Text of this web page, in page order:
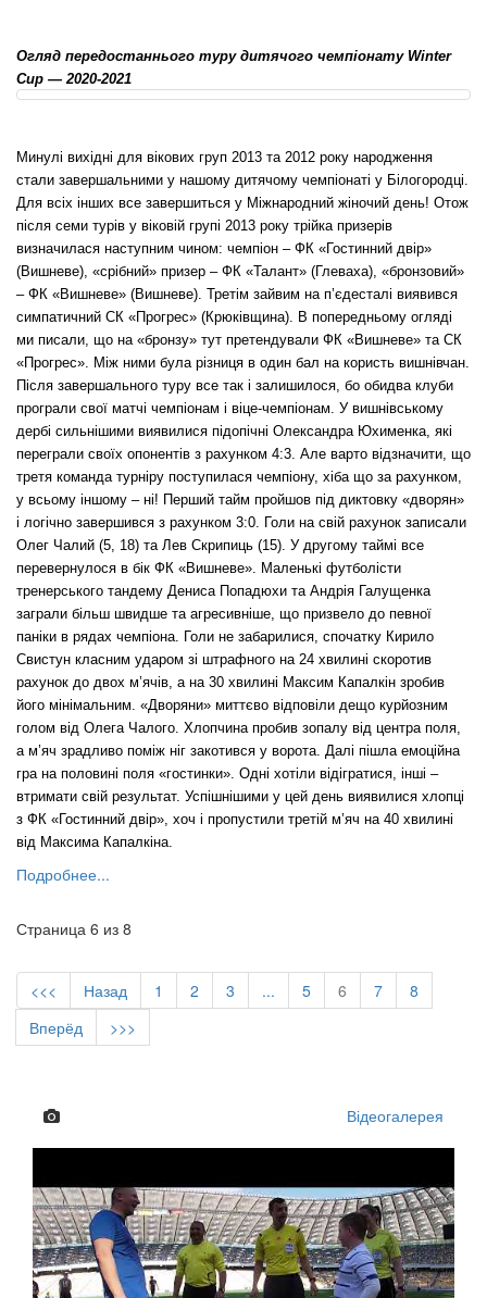
Огляд передостаннього туру дитячого чемпіонату Winter
Cup — 2020-2021
Минулі вихідні для вікових груп 2013 та 2012 року народження
стали завершальними у нашому дитячому чемпіонаті у Білогородці.
Для всіх інших все завершиться у Міжнародний жіночий день! Отож
після семи турів у віковій групі 2013 року трійка призерів
визначилася наступним чином: чемпіон – ФК «Гостинний двір»
(Вишневе), «срібний» призер – ФК «Талант» (Глеваха), «бронзовий»
– ФК «Вишневе» (Вишневе). Третім зайвим на п’єдесталі виявився
симпатичний СК «Прогрес» (Крюківщина). В попередньому огляді
ми писали, що на «бронзу» тут претендували ФК «Вишневе» та СК
«Прогрес». Між ними була різниця в один бал на користь вишнівчан.
Після завершального туру все так і залишилося, бо обидва клуби
програли свої матчі чемпіонам і віце-чемпіонам. У вишнівському
дербі сильнішими виявилися підопічні Олександра Юхименка, які
переграли своїх опонентів з рахунком 4:3. Але варто відзначити, що
третя команда турніру поступилася чемпіону, хіба що за рахунком,
у всьому іншому – ні! Перший тайм пройшов під диктовку «дворян»
і логічно завершився з рахунком 3:0. Голи на свій рахунок записали
Олег Чалий (5, 18) та Лев Скрипиць (15). У другому таймі все
перевернулося в бік ФК «Вишневе». Маленькі футболісти
тренерського тандему Дениса Попадюхи та Андрія Галущенка
заграли більш швидше та агресивніше, що призвело до певної
паніки в рядах чемпіона. Голи не забарилися, спочатку Кирило
Свистун класним ударом зі штрафного на 24 хвилині скоротив
рахунок до двох м’ячів, а на 30 хвилині Максим Капалкін зробив
його мінімальним. «Дворяни» миттєво відповіли дещо курйозним
голом від Олега Чалого. Хлопчина пробив зопалу від центра поля,
а м’яч зрадливо поміж ніг закотився у ворота. Далі пішла емоційна
гра на половині поля «гостинки». Одні хотіли відігратися, інші –
втримати свій результат. Успішнішими у цей день виявилися хлопці
з ФК «Гостинний двір», хоч і пропустили третій м’яч на 40 хвилині
від Максима Капалкіна.
Подробнее...
Страница 6 из 8
<<< Назад 1 2 3 ... 5 6 7
8
Вперёд
>>>
Відеогалерея